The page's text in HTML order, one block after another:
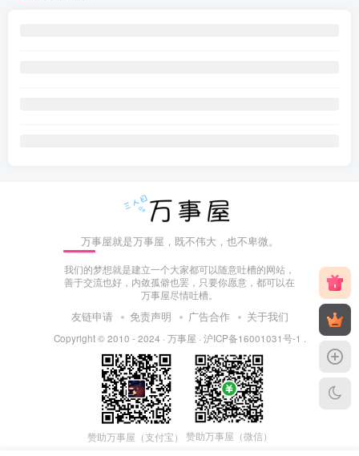
万事屋就是万事屋，既不伟大，也不卑微。
我们的梦想就是建立一个大家都可以随意吐槽的网站，
善于交流也好，内敛孤僻也罢，只要你愿意，都可以在
万事屋尽情吐槽。
友链申请 免责声明 广告合作 关于我们
Copyright © 2010 - 2024 · 万事屋 · 沪ICP备16001031号-1 .
赞助万事屋（支付宝） 赞助万事屋（微信）